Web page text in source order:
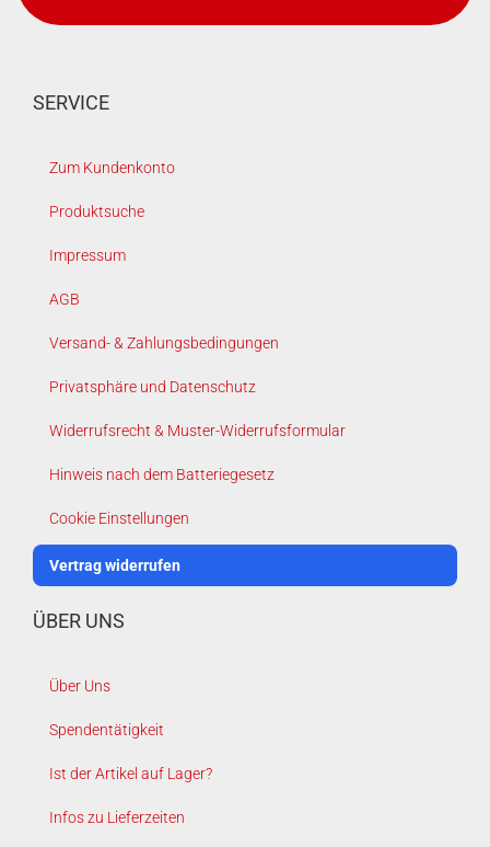
SERVICE
Zum Kundenkonto
Produktsuche
Impressum
AGB
Versand- & Zahlungsbedingungen
Privatsphäre und Datenschutz
Widerrufsrecht & Muster-Widerrufsformular
Hinweis nach dem Batteriegesetz
Cookie Einstellungen
Vertrag widerrufen
ÜBER UNS
Über Uns
Spendentätigkeit
Ist der Artikel auf Lager?
Infos zu Lieferzeiten